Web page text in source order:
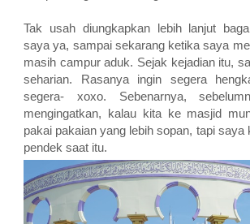
Tak usah diungkapkan lebih lanjut
saya ya, sampai sekarang ketika saya
masih campur aduk. Sejak kejadian itu,
seharian. Rasanya ingin segera
segera- xoxo. Sebenarnya,
mengingatkan, kalau kita ke masjid
pakai pakaian yang lebih sopan, tapi saya
pendek saat itu.